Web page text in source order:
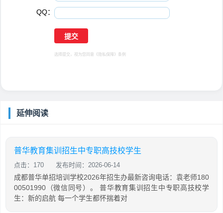
QQ：
选择提交，视为您同意 《隐私保障》 条例
延伸阅读
普华教育集训招生中专职高技校学生
点击：170 发布时间：2026-06-14
成都普华单招培训学校2026年招生办最新咨询电话：袁老师180
00501990（微信同号）。 普华教育集训招生中专职高技校学
生：新的启航 每一个学生都怀揣着对